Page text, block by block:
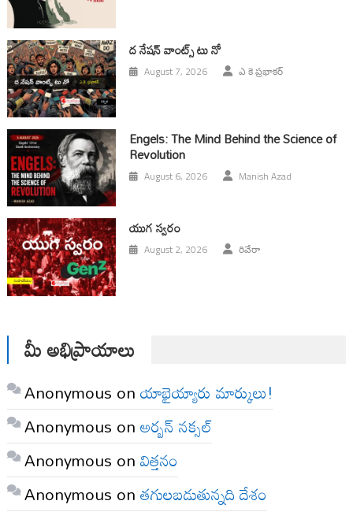
ద నేషన్ వాంట్స్ టు నో
August 7, 2026 ఎ కె ప్రభాకర్
Engels: The Mind Behind the Science of
Revolution
August 6, 2026 Manish Azad
యుగ స్వ‌రం
August 2, 2026 రివేరా
మీ అభిప్రాయాలు
Anonymous onయాభైయ్యారు మార్కులు!
Anonymous onఅర్బన్ నక్సల్
Anonymous onవిత్తనం
Anonymous onతగులబడుతున్నది దేశం